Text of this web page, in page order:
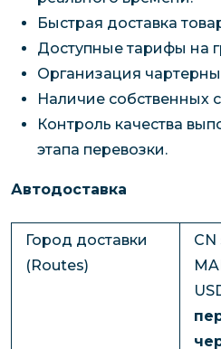
Быстрая доставка
Доступные тарифы на
Организация
Наличие собственных
Контроль качества
этапа перевозки.
Автодоставка
Город доставки
(Routes)
CN